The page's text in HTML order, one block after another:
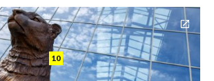
10